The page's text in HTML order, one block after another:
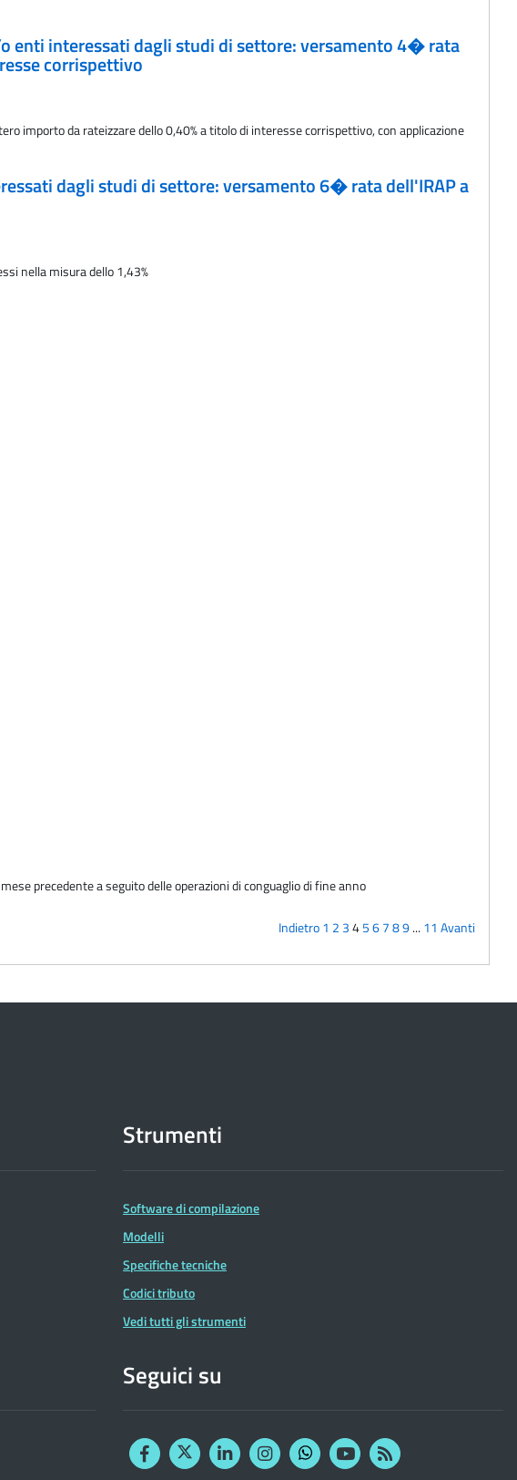
enti interessati dagli studi di settore: versamento 4� rata
corrispettivo
importo da rateizzare dello 0,40% a titolo di interesse corrispettivo, con applicazione
dagli studi di settore: versamento 6� rata dell'IRAP a
nella misura dello 1,43%
precedente a seguito delle operazioni di conguaglio di fine anno
Indietro1 2 3456789... 11 Avanti
Strumenti
Software di compilazione
Modelli
Specifiche tecniche
Codici tributo
Vedi tutti gli strumenti
Seguici su
FacebookTwitterLinkedinInstagram
YouTubeRSS